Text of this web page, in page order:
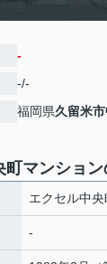
-
-/-
福岡県久留米市
町マンショ
エクセル中
-